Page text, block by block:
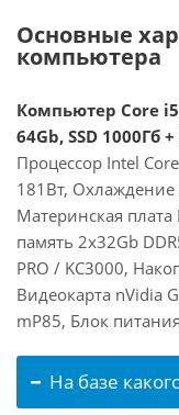
Основные
компьютера
Компьютер Core i5
64Gb, SSD 1000Гб
Процессор Intel
181Вт, Охлаждение
Материнская плата
память 2x32Gb
PRO / KC3000,
Видеокарта nVidia
mP85, Блок
На базе